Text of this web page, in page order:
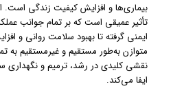
بیماری‌ها و افزایش کیفیت زندگی است.
تأثیر عمیقی است که بر تمام جوانب
ایمنی گرفته تا بهبود سلامت روانی و
متوازن به‌طور مستقیم و غیرمستقیم به
نقشی کلیدی در رشد، ترمیم و نگهداری
ایفا می‌کند.